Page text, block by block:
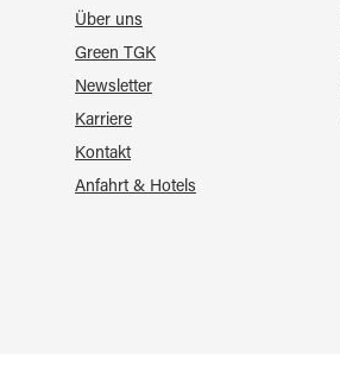
Über uns
Green TGK
Newsletter
Karriere
Kontakt
Anfahrt & Hotels